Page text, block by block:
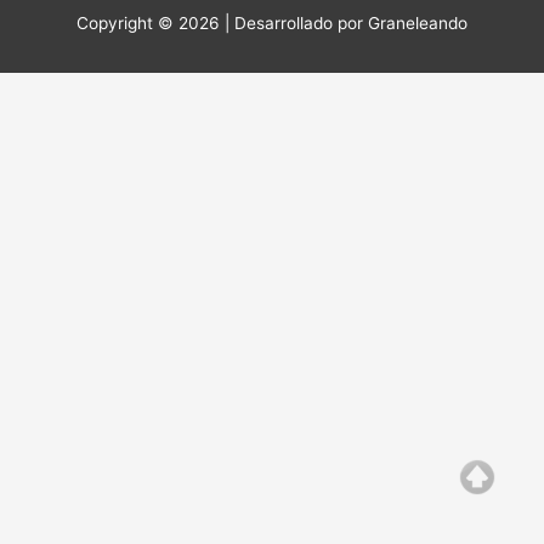
Copyright © 2026 | Desarrollado por Graneleando